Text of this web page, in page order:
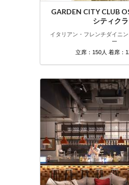
GARDEN CITY CLUB
シティク
イタリアン・フレンチダイニ
ー
立席：150人 着席：